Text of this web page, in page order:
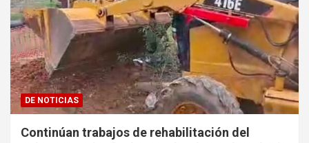
DE NOTICIAS
Continúan trabajos de rehabilitación del